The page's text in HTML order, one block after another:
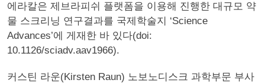
에라칼은 제브라피쉬 플랫폼을 이용해 진행한 대규모 약
물 스크리닝 연구결과를 국제학술지 ‘Science
Advances’에 게재한 바 있다(doi:
10.1126/sciadv.aav1966).
커스틴 라운(Kirsten Raun) 노보노디스크 과학부문 부사